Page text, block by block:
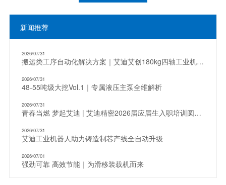
新闻推荐
2026/07/31
搬运类工序自动化解决方案｜艾迪艾创180kg四轴工业机器人
2026/07/31
48-55吨级大挖Vol.1｜专属液压主泵全维解析
2026/07/31
青春当燃 梦起艾迪 | 艾迪精密2026届应届生入职培训圆满收官
2026/07/31
艾迪工业机器人助力铸造制芯产线全自动升级
2026/07/01
强劲可靠 高效节能｜为滑移装载机而来